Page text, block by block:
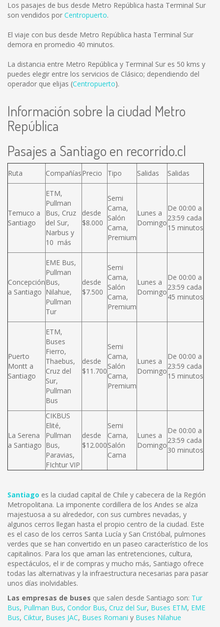
Los pasajes de bus desde Metro República hasta Terminal Sur
son vendidos por Centropuerto.
El viaje con bus desde Metro República hasta Terminal Sur
demora en promedio 40 minutos.
La distancia entre Metro República y Terminal Sur es 50 kms y
puedes elegir entre los servicios de Clásico; dependiendo del
operador que elijas (Centropuerto).
Información sobre la ciudad Metro
República
Pasajes a Santiago en recorrido.cl
Ruta CompañíasPrecio Tipo Salidas Salidas
Temuco a
Santiago
ETM,
Pullman
Bus, Cruz
del Sur,
Narbus y
10 más
desde
$8.000
Semi
Cama,
Salón
Cama,
Premium
Lunes a
Domingo
De 00:00 a
23:59 cada
15 minutos
Concepción
a Santiago
EME Bus,
Pullman
Bus,
Nilahue,
Pullman
Tur
desde
$7.500
Semi
Cama,
Salón
Cama,
Premium
Lunes a
Domingo
De 00:00 a
23:59 cada
45 minutos
Puerto
Montt a
Santiago
ETM,
Buses
Fierro,
Thaebus,
Cruz del
Sur,
Pullman
Bus
desde
$11.700
Semi
Cama,
Salón
Cama,
Premium
Lunes a
Domingo
De 00:00 a
23:59 cada
15 minutos
La Serena
a Santiago
CIKBUS
Elité,
Pullman
Bus,
Paravias,
FIchtur VIP
desde
$12.000
Semi
Cama,
Salón
Cama
Lunes a
Domingo
De 00:00 a
23:59 cada
30 minutos
Santiago es la ciudad capital de Chile y cabecera de la Región
Metropolitana. La imponente cordillera de los Andes se alza
majestuosa a su alrededor, con sus cumbres nevadas, y
algunos cerros llegan hasta el propio centro de la ciudad. Este
es el caso de los cerros Santa Lucía y San Cristóbal, pulmones
verdes que se han convertido en un paseo característico de los
capitalinos. Para los que aman las entretenciones, cultura,
espectáculos, el ir de compras y mucho más, Santiago ofrece
todas las alternativas y la infraestructura necesarias para pasar
unos días inolvidables.
Las empresas de buses que salen desde Santiago son: Tur
Bus, Pullman Bus, Condor Bus, Cruz del Sur, Buses ETM, EME
Bus, Ciktur, Buses JAC, Buses Romani y Buses Nilahue